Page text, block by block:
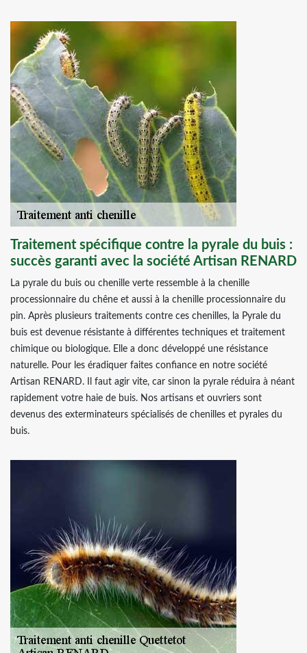
Traitement spécifique contre la pyrale du buis :
succès garanti avec la société Artisan RENARD
La pyrale du buis ou chenille verte ressemble à la chenille
processionnaire du chêne et aussi à la chenille processionnaire du
pin. Après plusieurs traitements contre ces chenilles, la Pyrale du
buis est devenue résistante à différentes techniques et traitement
chimique ou biologique. Elle a donc développé une résistance
naturelle. Pour les éradiquer faites confiance en notre société
Artisan RENARD. Il faut agir vite, car sinon la pyrale réduira à néant
rapidement votre haie de buis. Nos artisans et ouvriers sont
devenus des exterminateurs spécialisés de chenilles et pyrales du
buis.